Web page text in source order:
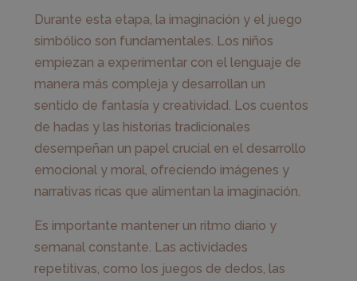
Durante esta etapa, la imaginación y el juego
simbólico son fundamentales. Los niños
empiezan a experimentar con el lenguaje de
manera más compleja y desarrollan un
sentido de fantasía y creatividad. Los cuentos
de hadas y las historias tradicionales
desempeñan un papel crucial en el desarrollo
emocional y moral, ofreciendo imágenes y
narrativas ricas que alimentan la imaginación.
Es importante mantener un ritmo diario y
semanal constante. Las actividades
repetitivas, como los juegos de dedos, las